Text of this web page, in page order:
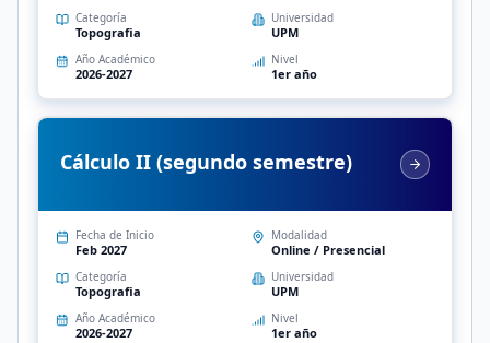
Categoría
Topografia
Universidad
UPM
Año Académico
2026-2027
Nivel
1er año
Cálculo II (segundo semestre)
Fecha de Inicio
Feb 2027
Modalidad
Online / Presencial
Categoría
Topografia
Universidad
UPM
Año Académico
2026-2027
Nivel
1er año